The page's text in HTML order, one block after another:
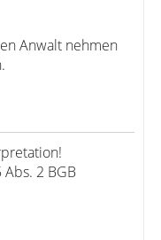
Anwalt nehmen
2 BGB